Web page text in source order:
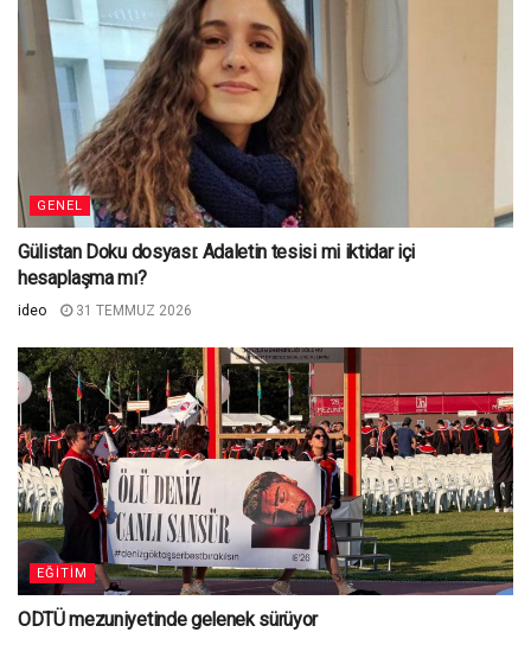
GENEL
Gülistan Doku dosyası: Adaletin tesisi mi iktidar içi
hesaplaşma mı?
ideo 31 TEMMUZ 2026
EĞITIM
ODTÜ mezuniyetinde gelenek sürüyor